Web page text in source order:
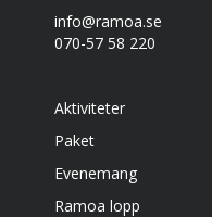
info@ramoa.se
070-57 58 220
Aktiviteter
Paket
Evenemang
Ramoa lopp